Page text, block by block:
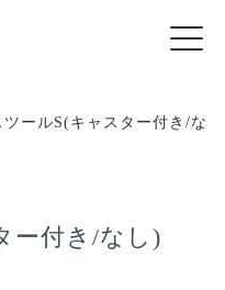
ツールS(キャスター付き/な
ー付き/なし)